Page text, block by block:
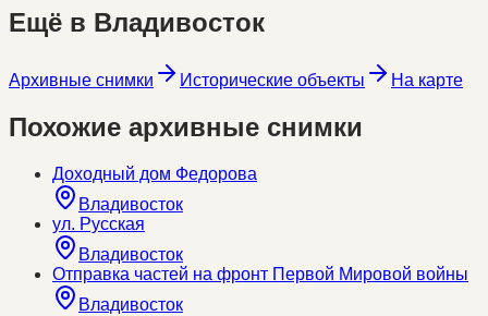
Ещё в Владивосток
Архивные снимки Исторические объекты На карте
Похожие архивные снимки
Доходный дом Федорова
Владивосток
ул. Русская
Владивосток
Отправка частей на фронт Первой Мировой войны
Владивосток